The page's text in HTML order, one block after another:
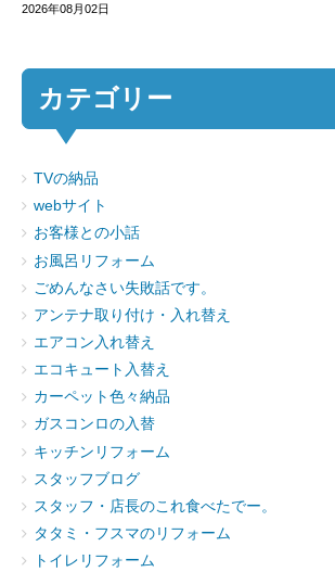
2026年08月02日
カテゴリー
TVの納品
webサイト
お客様との小話
お風呂リフォーム
ごめんなさい失敗話です。
アンテナ取り付け・入れ替え
エアコン入れ替え
エコキュート入替え
カーペット色々納品
ガスコンロの入替
キッチンリフォーム
スタッフブログ
スタッフ・店長のこれ食べたでー。
タタミ・フスマのリフォーム
トイレリフォーム